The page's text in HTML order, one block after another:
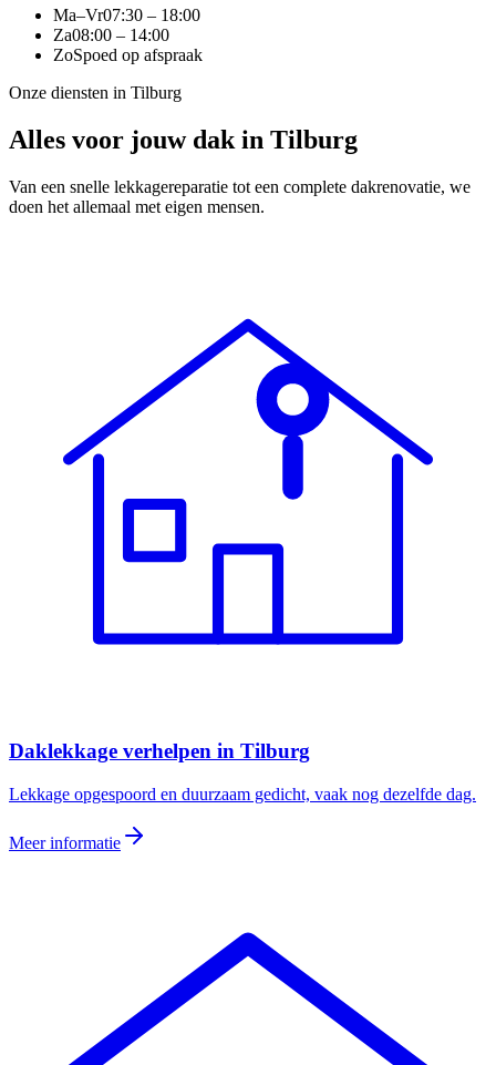
Ma–Vr07:30 – 18:00
Za08:00 – 14:00
ZoSpoed op afspraak
Onze diensten in Tilburg
Alles voor jouw dak in Tilburg
Van een snelle lekkagereparatie tot een complete dakrenovatie, we
doen het allemaal met eigen mensen.
Daklekkage verhelpen in Tilburg
Lekkage opgespoord en duurzaam gedicht, vaak nog dezelfde dag.
Meer informatie